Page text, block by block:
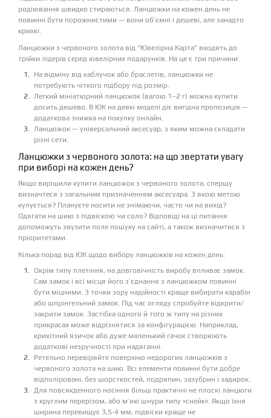
родіювання швидко стираються. Ланцюжки на кожен день не
повинні бути порожнистими — вони об’ємні і дешеві, але занадто
крихкі.
Ланцюжки з червоного золота від “Ювелірна Карта” входять до
трійки лідерів серед ювелірних подарунків. На це є три причини:
На відміну від каблучок або браслетів, ланцюжки не
потребують чіткого підбору під розмір.
Легкий мініатюрний ланцюжок (вагою 1–2 г) можна купити
досить дешево. В ЮК на деякі моделі діє вигідна пропозиція —
додаткова знижка на покупку онлайн.
Ланцюжок — універсальний аксесуар, з яким можна складати
різні сети.
Ланцюжки з червоного золота: на що звертати увагу
при виборі на кожен день?
Якщо вирішили купити ланцюжок з червоного золота, спершу
визначтеся з загальним призначенням аксесуара. З якою метою
купується? Плануєте носити не знімаючи, часто чи на вихід?
Одягати на шию з підвіскою чи соло? Відповіді на ці питання
допоможуть звузити поле пошуку на сайті, а також визначитися з
пріоритетами.
Кілька порад від ЮК щодо вибору ланцюжків на кожен день:
Окрім типу плетіння, на довговічність виробу впливає замок.
Сам замок і всі місця його з’єднання з ланцюжком повинні
бути міцними. З точки зору надійності краще вибирати карабін
або шпрінгельний замок. Під час огляду спробуйте відкрити/
закрити замок. Застібка одного й того ж типу на різних
прикрасах може відрізнятися за конфігурацією. Наприклад,
крихітний язичок або дуже маленький гачок створюють
додаткові незручності при надяганні.
Ретельно перевіряйте поверхню недорогих ланцюжків з
червоного золота на шию. Всі елементи повинні бути добре
відполіровані, без шорсткостей, подряпин, зазубрин і задирок.
Для повсякденного носіння більш практичні не плоскі ланцюги
з круглим перерізом, або м’які шнури типу «снейк». Якщо їхня
ширина перевищує 3,5-4 мм, підвіски краще не